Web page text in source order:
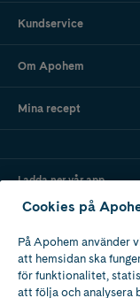
Kundservice
Om Apohem
Mina recept
Ladda ner vår app
Apotek med
Cookies på
På Apohem använder
att hemsidan ska
för funktionalitet,
att följa och analysera